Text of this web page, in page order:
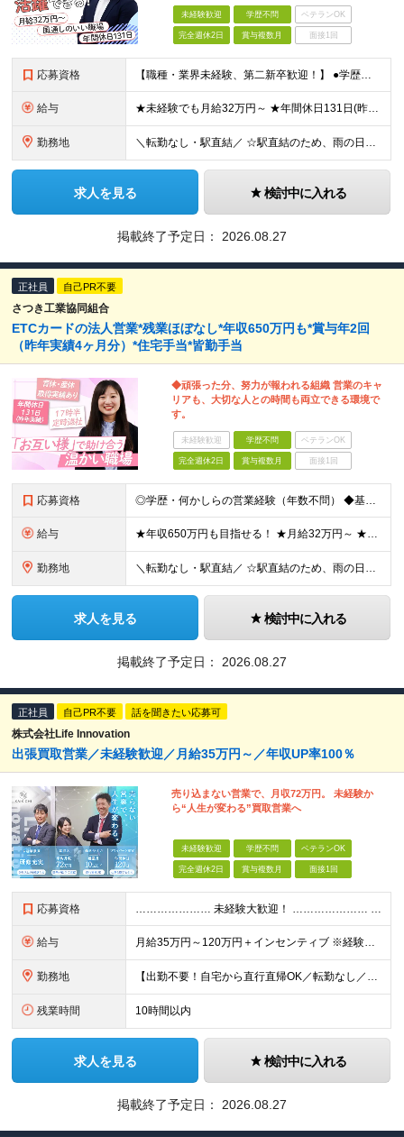
未経験歓迎 学歴不問 ベテランOK
完全週休2日 賞与複数月 面接1回
応募資格 【職種・業界未経験、第二新卒歓迎！】 ●学歴不問 ★こんな方にぴったりです★ ・人と話すのが好きで、コミュニケーションを大切にできる方 ・ノルマでギスギスした雰囲気がなく、温かい職場で働きたい方 ・
給与 ★未経験でも月給32万円～ ★年間休日131日(昨年実績)／残業ほぼなし ■基本給28万円〜33万円＋諸手当＋賞与年2回（昨年実績4ヶ月分の支給実績あり） ※経験・能力を考慮の上決定します。 ※上
勤務地 ＼転勤なし・駅直結／ ☆駅直結のため、雨の日も濡れずに快適に通勤できます！☆ ■本社 東京都中野区本町2-46-1中野坂上サンブライトツイン9F ※(変更の範囲)上記を除く当組関連勤務地
求人を見る 検討中に入れる
掲載終了予定日： 2026.08.27
正社員 自己PR不要
さつき工業協同組合
ETCカードの法人営業*残業ほぼなし*年収650万円も*賞与年2回
（昨年実績4ヶ月分）*住宅手当*皆勤手当
◆頑張った分、努力が報われる組織 営業のキャ
リアも、大切な人との時間も両立できる環境で
す。
未経験歓迎 学歴不問 ベテランOK
完全週休2日 賞与複数月 面接1回
応募資格 ◎学歴・何かしらの営業経験（年数不問） ◆基本的なPCスキル（Excel、Wordの基本操作） ◆営業経験をお持ちの方 ★扱う商材や過去の実績は全く問いません！ 「ワークライフバランスを重視したい
給与 ★年収650万円も目指せる！ ★月給32万円～ ★年間休日131日(昨年実績)／残業ほぼなし ■基本給28万円〜33万円＋諸手当＋賞与年2回（昨年実績4ヶ月分の支給実績あり） ※経験・能力を考慮の
勤務地 ＼転勤なし・駅直結／ ☆駅直結のため、雨の日も濡れずに快適に通勤できます！☆ ■本社 東京都中野区本町2-46-1中野坂上サンブライトツイン9F ※(変更の範囲)上記を除く当組関連勤務地
求人を見る 検討中に入れる
掲載終了予定日： 2026.08.27
正社員 自己PR不要 話を聞きたい応募可
株式会社Life Innovation
出張買取営業／未経験歓迎／月給35万円～／年収UP率100％
売り込まない営業で、月収72万円。 未経験か
ら“人生が変わる”買取営業へ
未経験歓迎 学歴不問 ベテランOK
完全週休2日 賞与複数月 面接1回
応募資格 ………………… 未経験大歓迎！ ………………… 必要なのは、普通自動車免許のみ。 学歴・経験は一切不問です！ ★先輩たちの前職★ 事務職、飲食スタッフ、不動産・保険の営業など さまざまなバックグラウ
給与 月給35万円～120万円＋インセンティブ ※経験やスキルを考慮し優遇します ※1カ月に1回のFB面談をもとに、給与の査定を行います 「売る」のではなく「買い取る」営業なので、未経験スタートでも成果が
勤務地 【出勤不要！自宅から直行直帰OK／転勤なし／業績拡大につき大阪市に新拠点オープン♪】 大阪府大阪市中央区農人橋3丁目2-7 堺筋本町千寿ビル6F
残業時間 10時間以内
求人を見る 検討中に入れる
掲載終了予定日： 2026.08.27